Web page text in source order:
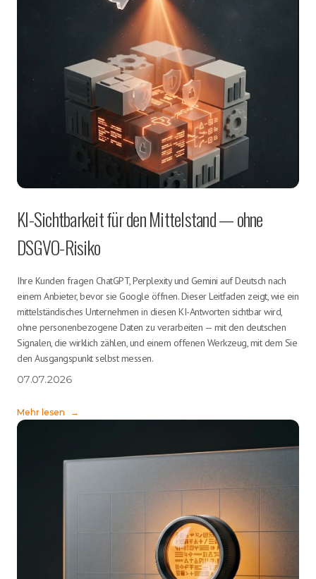
KI-Sichtbarkeit für den Mittelstand — ohne
DSGVO-Risiko
Ihre Kunden fragen ChatGPT, Perplexity und Gemini auf Deutsch nach
einem Anbieter, bevor sie Google öffnen. Dieser Leitfaden zeigt, wie ein
mittelständisches Unternehmen in diesen KI-Antworten sichtbar wird,
ohne personenbezogene Daten zu verarbeiten — mit den deutschen
Signalen, die wirklich zählen, und einem offenen Werkzeug, mit dem Sie
den Ausgangspunkt selbst messen.
07.07.2026
Mehr lesen →